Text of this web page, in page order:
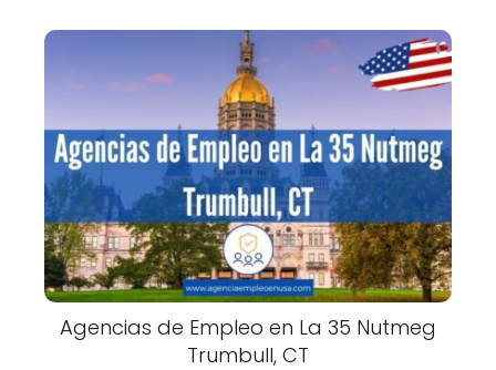
Agencias de Empleo en La 35 Nutmeg
Trumbull, CT